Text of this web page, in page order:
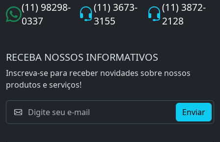
(11) 98298-
0337
(11) 3673-
3155
(11) 3872-
2128
RECEBA NOSSOS INFORMATIVOS
Inscreva-se para receber novidades sobre nossos
produtos e serviços!
Enviar